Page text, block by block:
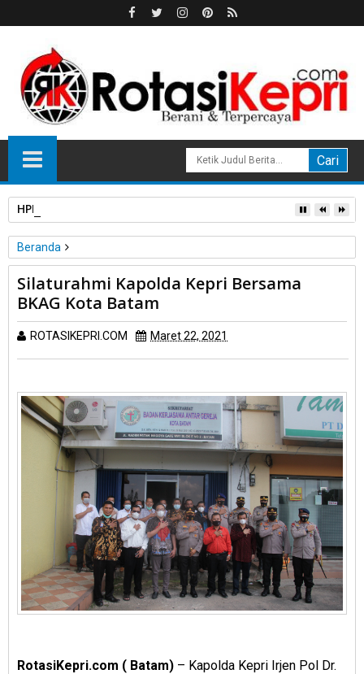
HPL Disorot, PT Sosor Tala Jaya Tolak Perluasan Kampung
Beranda
Batam
Polri
Silaturahmi Kapolda Kepri Bersama BKAG Kota Batam
Silaturahmi Kapolda Kepri Bersama
BKAG Kota Batam
ROTASIKEPRI.COM Maret 22, 2021
RotasiKepri.com ( Batam) – Kapolda Kepri Irjen Pol Dr.